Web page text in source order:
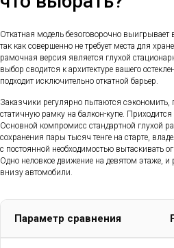
Откатная модель безоговорочно
так как совершенно не требует места для
рамочная версия является глухой
выбор сводится к архитектуре вашего
подходит исключительно откатной барьер.
Заказчики регулярно пытаются сэкономить,
статичную рамку на балкон-купе.
Основной компромисс стандартной глухой
сохранения пары тысяч тенге на старте,
с постоянной необходимостью вытаскивать
Одно неловкое движение на девятом этаже,
внизу автомобили.
Параметр сравнения